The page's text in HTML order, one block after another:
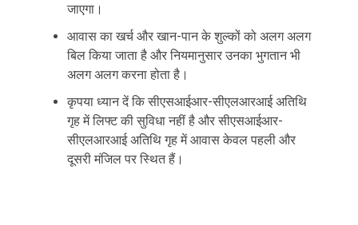
जाएगा।
आवास का खर्च और खान-पान के शुल्कों को अलग अलग
बिल किया जाता है और नियमानुसार उनका भुगतान भी
अलग अलग करना होता है।
कृपया ध्यान दें कि सीएसआईआर-सीएलआरआई अतिथि
गृह में लिफ्ट की सुविधा नहीं है और सीएसआईआर-
सीएलआरआई अतिथि गृह में आवास केवल पहली और
दूसरी मंजिल पर स्थित हैं।